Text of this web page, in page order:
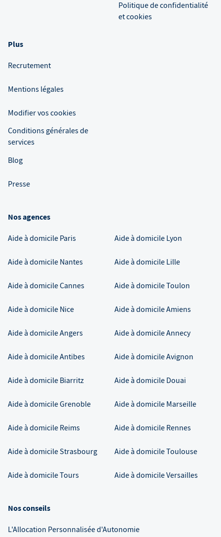
Politique de confidentialité
et cookies
Plus
Recrutement
Mentions légales
Modifier vos cookies
Conditions générales de
services
Blog
Presse
Nos agences
Aide à domicile Paris Aide à domicile Lyon
Aide à domicile Nantes Aide à domicile Lille
Aide à domicileCannes Aide à domicileToulon
Aide à domicile Nice Aide à domicileAmiens
Aide à domicileAngers Aide à domicileAnnecy
Aide à domicileAntibes Aide à domicileAvignon
Aide à domicile Biarritz Aide à domicile Douai
Aide à domicileGrenoble Aide à domicile Marseille
Aide à domicile Reims Aide à domicile Rennes
Aide à domicileStrasbourg Aide à domicileToulouse
Aide à domicileTours Aide à domicileVersailles
Nos conseils
L'Allocation Personnalisée d'Autonomie